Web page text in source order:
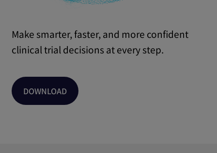
Make smarter, faster, and more confident
clinical trial decisions at every step.
DOWNLOAD